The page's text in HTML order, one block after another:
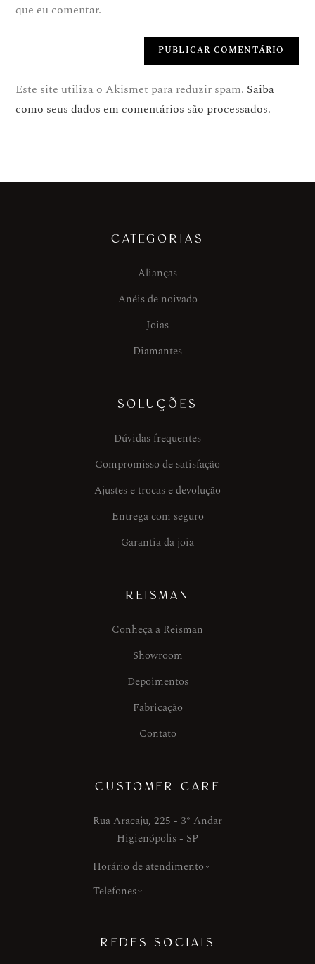
que eu comentar.
Este site utiliza o Akismet para reduzir spam. Saiba
como seus dados em comentários são processados.
CATEGORIAS
Alianças
Anéis de noivado
Joias
Diamantes
SOLUÇÕES
Dúvidas frequentes
Compromisso de satisfação
Ajustes e trocas e devolução
Entrega com seguro
Garantia da joia
REISMAN
Conheça a Reisman
Showroom
Depoimentos
Fabricação
Contato
CUSTOMER CARE
Rua Aracaju, 225 - 3º Andar
Higienópolis - SP
Horário de atendimento
Telefones
REDES SOCIAIS